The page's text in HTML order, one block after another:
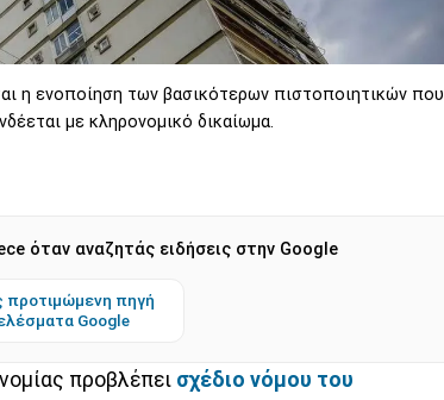
η ενοποίηση των βασικότερων πιστοποιητικών που
με κληρονομικό δικαίωμα.
όταν αναζητάς ειδήσεις στην Google
πηγή
Google
προβλέπει σχέδιο νόμου του